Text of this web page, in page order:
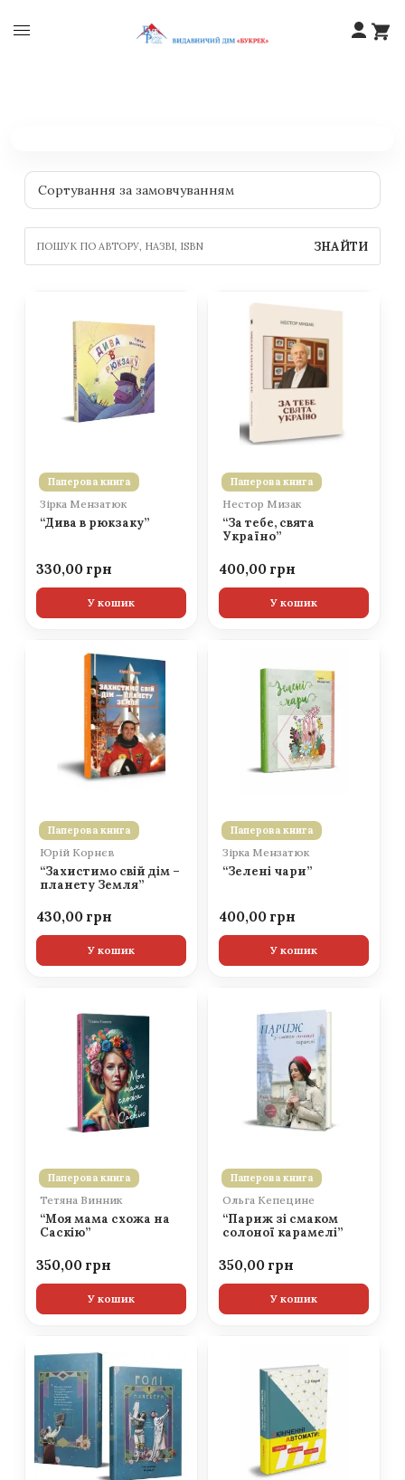
ЗНАЙТИ
Паперова книга
Зірка Мензатюк
“Дива в рюкзаку”
330,00
У кошик
Паперова книга
Нестор Мизак
“За тебе, свята
Україно”
400,00
У кошик
Паперова книга
Юрій Корнєв
“Захистимо свій дім –
планету Земля”
430,00
У кошик
Паперова книга
Зірка Мензатюк
“Зелені чари”
400,00
У кошик
Паперова книга
Тетяна Винник
“Моя мама схожа на
Саскію”
350,00
У кошик
Паперова книга
Ольга Кепецине
“Париж зі смаком
солоної карамелі”
350,00
У кошик